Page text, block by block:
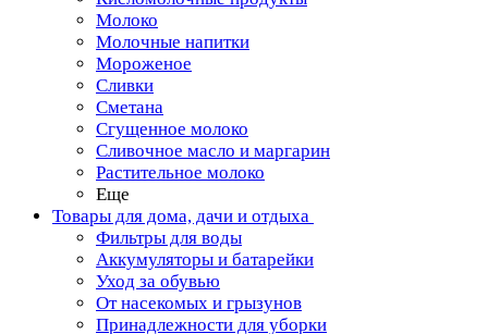
Молоко
Молочные напитки
Мороженое
Сливки
Сметана
Сгущенное молоко
Сливочное масло и маргарин
Растительное молоко
Еще
Товары для дома, дачи и отдыха
Фильтры для воды
Аккумуляторы и батарейки
Уход за обувью
От насекомых и грызунов
Принадлежности для уборки